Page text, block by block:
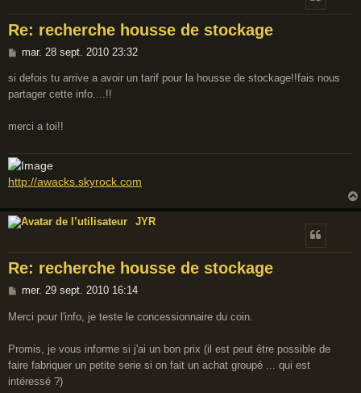
Re: recherche housse de stockage
M
s
s
g
mar. 28 sept. 2010 23:32
si defois tu arrive a avoir un tarif pour la housse de stockage!!fais nous
partager cette info....!!
merci a toi!!
http://awacks.skyrock.com
JYR
Re: recherche housse de stockage
M
s
a
g
e
mer. 29 sept. 2010 16:14
Merci pour l'info, je teste le concessionnaire du coin.
Promis, je vous informe si j'ai un bon prix (il est peut être possible de
faire fabriquer un petite serie si on fait un achat groupé ... qui est
intéressé ?)